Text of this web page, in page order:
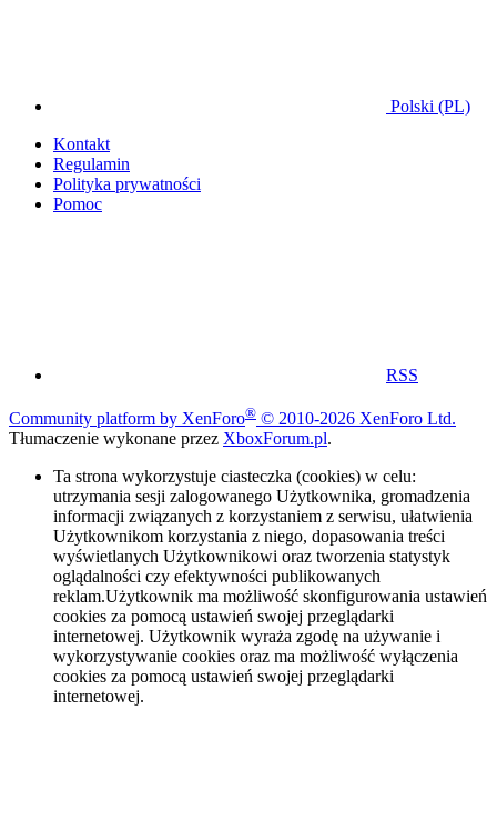
Polski (PL)
Kontakt
Regulamin
Polityka prywatności
Pomoc
RSS
Community platform by XenForo® © 2010-2026 XenForo Ltd.
Tłumaczenie wykonane przez XboxForum.pl.
Ta strona wykorzystuje ciasteczka (cookies) w celu:
utrzymania sesji zalogowanego Użytkownika, gromadzenia
informacji związanych z korzystaniem z serwisu, ułatwienia
Użytkownikom korzystania z niego, dopasowania treści
wyświetlanych Użytkownikowi oraz tworzenia statystyk
oglądalności czy efektywności publikowanych
reklam.Użytkownik ma możliwość skonfigurowania ustawień
cookies za pomocą ustawień swojej przeglądarki
internetowej. Użytkownik wyraża zgodę na używanie i
wykorzystywanie cookies oraz ma możliwość wyłączenia
cookies za pomocą ustawień swojej przeglądarki
internetowej.